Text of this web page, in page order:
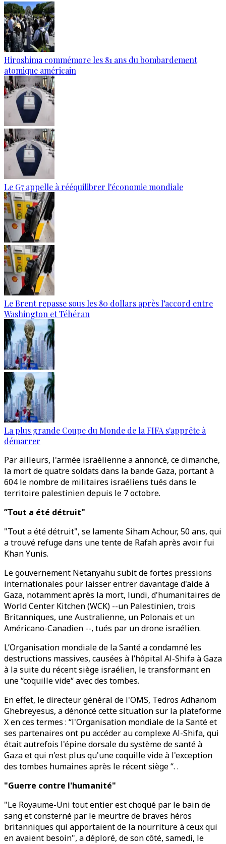
Hiroshima commémore les 81 ans du bombardement
atomique américain
Le G7 appelle à rééquilibrer l'économie mondiale
Le Brent repasse sous les 80 dollars après l’accord entre
Washington et Téhéran
La plus grande Coupe du Monde de la FIFA s'apprête à
démarrer
Par ailleurs, l'armée israélienne a annoncé, ce dimanche,
la mort de quatre soldats dans la bande Gaza, portant à
604 le nombre de militaires israéliens tués dans le
territoire palestinien depuis le 7 octobre.
”Tout a été détruit"
"Tout a été détruit", se lamente Siham Achour, 50 ans, qui
a trouvé refuge dans une tente de Rafah après avoir fui
Khan Yunis.
Le gouvernement Netanyahu subit de fortes pressions
internationales pour laisser entrer davantage d'aide à
Gaza, notamment après la mort, lundi, d'humanitaires de
World Center Kitchen (WCK) --un Palestinien, trois
Britanniques, une Australienne, un Polonais et un
Américano-Canadien --, tués par un drone israélien.
L’Organisation mondiale de la Santé a condamné les
destructions massives, causées à l’hôpital Al-Shifa à Gaza
à la suite du récent siège israélien, le transformant en
une “coquille vide“ avec des tombes.
En effet, le directeur général de l'OMS, Tedros Adhanom
Ghebreyesus, a dénoncé cette situation sur la plateforme
X en ces termes : “l'Organisation mondiale de la Santé et
ses partenaires ont pu accéder au complexe Al-Shifa, qui
était autrefois l'épine dorsale du système de santé à
Gaza et qui n'est plus qu'une coquille vide à l'exception
des tombes humaines après le récent siège “. .
"Guerre contre l'humanité"
"Le Royaume-Uni tout entier est choqué par le bain de
sang et consterné par le meurtre de braves héros
britanniques qui apportaient de la nourriture à ceux qui
en avaient besoin", a déploré, de son côté, samedi, le